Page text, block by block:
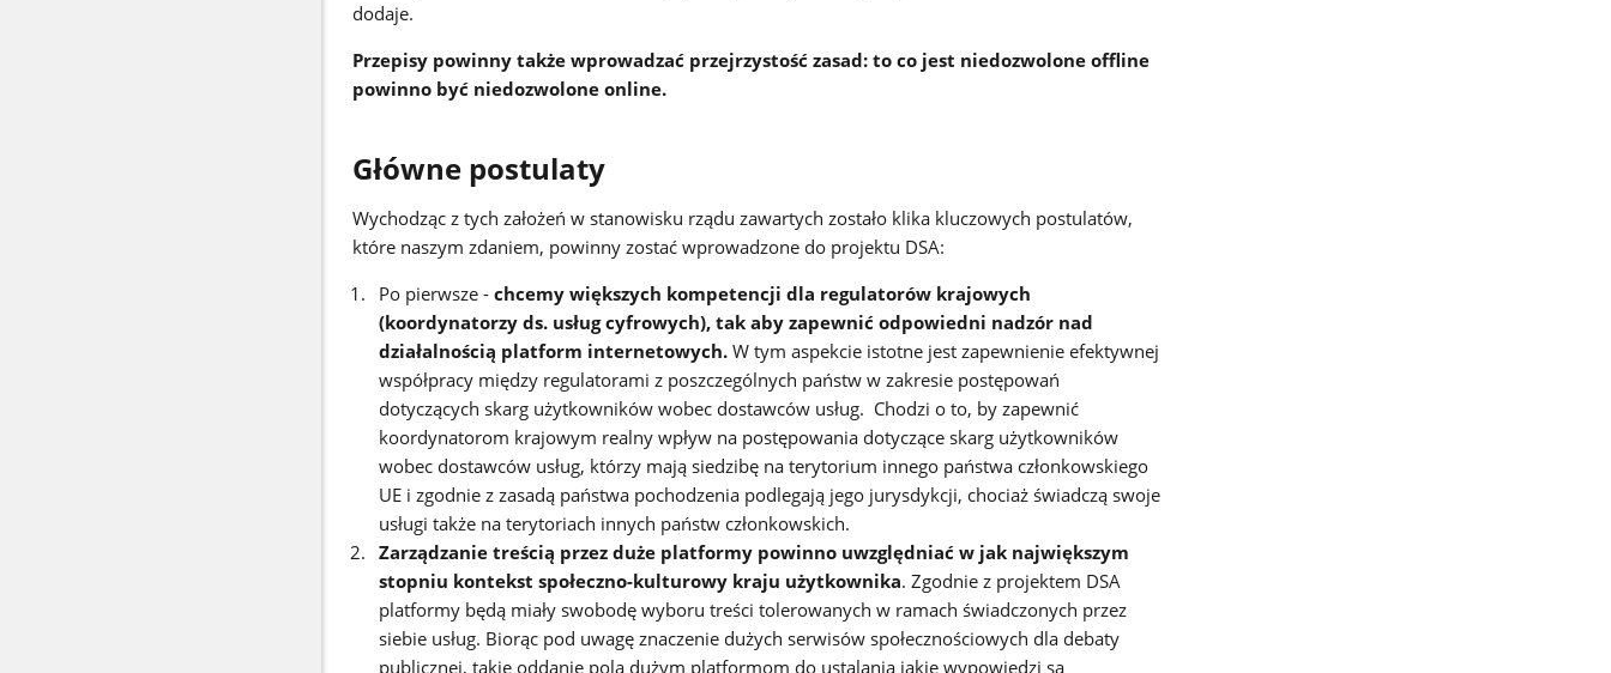
dodaje.
Przepisy powinny także wprowadzać przejrzystość zasad: to co jest niedozwolone offline
powinno być niedozwolone online.
Główne postulaty
Wychodząc z tych założeń w stanowisku rządu zawartych zostało klika kluczowych postulatów,
które naszym zdaniem, powinny zostać wprowadzone do projektu DSA:
Po pierwsze - chcemy większych kompetencji dla regulatorów krajowych
(koordynatorzy ds. usług cyfrowych), tak aby zapewnić odpowiedni nadzór nad
działalnością platform internetowych.W tym aspekcie istotne jest zapewnienie efektywnej
współpracy między regulatorami z poszczególnych państw w zakresie postępowań
dotyczących skarg użytkowników wobec dostawców usług. Chodzi o to, by zapewnić
koordynatorom krajowym realny wpływ na postępowania dotyczące skarg użytkowników
wobec dostawców usług, którzy mają siedzibę na terytorium innego państwa członkowskiego
UE i zgodnie z zasadą państwa pochodzenia podlegają jego jurysdykcji, chociaż świadczą swoje
usługi także na terytoriach innych państw członkowskich.
Zarządzanie treścią przez duże platformy powinno uwzględniać w jak największym
stopniu kontekst społeczno-kulturowy kraju użytkownika. Zgodnie z projektem DSA
platformy będą miały swobodę wyboru treści tolerowanych w ramach świadczonych przez
siebie usług. Biorąc pod uwagę znaczenie dużych serwisów społecznościowych dla debaty
publicznej, takie oddanie pola dużym platformom do ustalania jakie wypowiedzi są